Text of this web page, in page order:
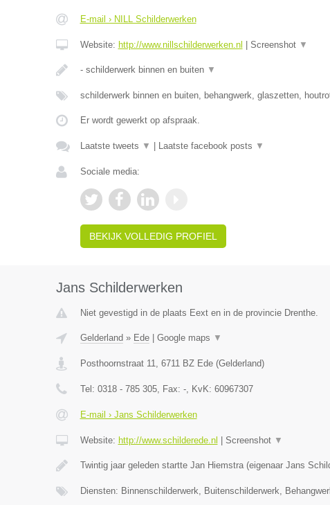
E-mail › NILL Schilderwerken
Website: http://www.nillschilderwerken.nl Screenshot ▼
- schilderwerk binnen en buiten ▼
schilderwerk binnen en buiten, behangwerk, glaszetten,
Er wordt gewerkt op afspraak.
Laatste tweets ▼ Laatste facebook posts ▼
Sociale media:
BEKIJK VOLLEDIG PROFIEL
Jans Schilderwerken
Niet gevestigd in de plaats Eext en in de provincie Drenthe.
Gelderland » Ede| Google maps ▼
Posthoornstraat 11, 6711 BZ Ede(Gelderland)
Tel: 0318 - 785 305, Fax: -, KvK: 60967307
E-mail › Jans Schilderwerken
Website: http://www.schilderede.nl Screenshot ▼
Twintig jaar geleden startte Jan Hiemstra (eigenaar Jans
Diensten: Binnenschilderwerk, Buitenschilderwerk,